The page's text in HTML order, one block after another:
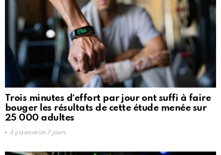
Trois minutes dʼeffort par jour ont suffi à faire
bouger les résultats de cette étude menée sur
25 000 adultes
il y a environ 7 jours